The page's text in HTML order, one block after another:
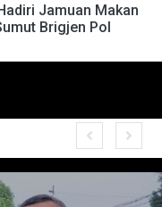
Jamuan Makan
Brigjen Pol